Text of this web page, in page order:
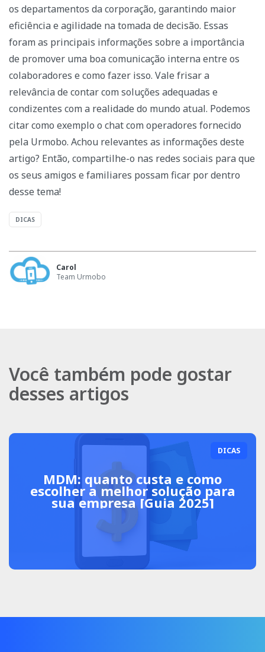
os departamentos da corporação, garantindo maior
eficiência e agilidade na tomada de decisão. Essas
foram as principais informações sobre a importância
de promover uma boa comunicação interna entre os
colaboradores e como fazer isso. Vale frisar a
relevância de contar com soluções adequadas e
condizentes com a realidade do mundo atual. Podemos
citar como exemplo o chat com operadores fornecido
pela Urmobo. Achou relevantes as informações deste
artigo? Então, compartilhe-o nas redes sociais para que
os seus amigos e familiares possam ficar por dentro
desse tema!
DICAS
Carol
Team Urmobo
Você também pode gostar
desses artigos
DICAS
MDM: quanto custa e como
escolher a melhor solução para
sua empresa [Guia 2025]